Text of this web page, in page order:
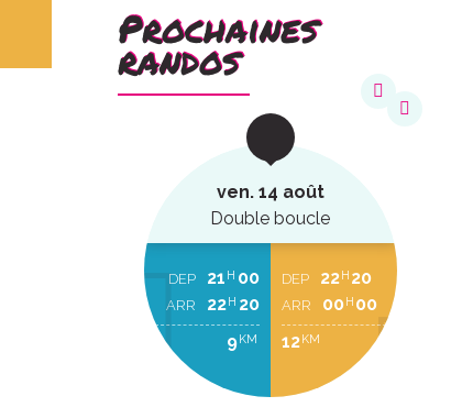
Prochaines
randos
ven. 14 août
Double boucle
DEP 21 H 00
ARR 22 H 20
9 KM
DEP 22 H 20
ARR 00 H 00
12 KM